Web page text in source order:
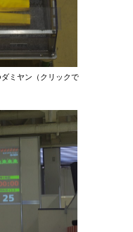
ミヤン（クリックで